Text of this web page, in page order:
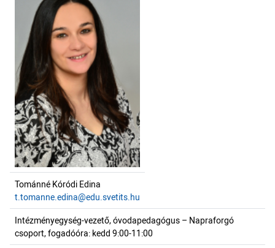
Tománné Kóródi Edina
t.tomanne.edina@edu.svetits.hu
Intézményegység-vezető, óvodapedagógus – Napraforgó
csoport, fogadóóra: kedd 9:00-11:00